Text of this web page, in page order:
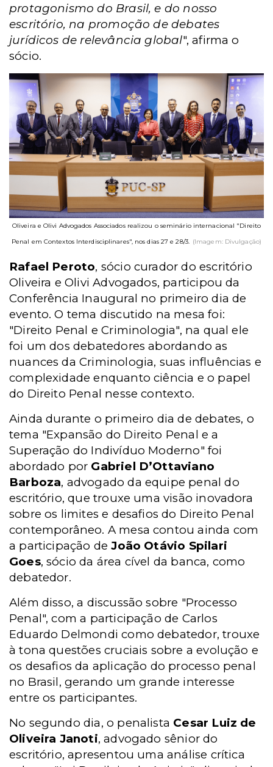
protagonismo do Brasil, e do nosso
escritório, na promoção de debates
jurídicos de relevância global", afirma o
sócio.
Oliveira e Olivi Advogados Associados realizou o seminário internacional "Direito
Penal em Contextos Interdisciplinares", nos dias 27 e 28/3. (Imagem: Divulgação)
Rafael Peroto, sócio curador do escritório
Oliveira e Olivi Advogados, participou da
Conferência Inaugural no primeiro dia de
evento. O tema discutido na mesa foi:
"Direito Penal e Criminologia", na qual ele
foi um dos debatedores abordando as
nuances da Criminologia, suas influências e
complexidade enquanto ciência e o papel
do Direito Penal nesse contexto.
Ainda durante o primeiro dia de debates, o
tema "Expansão do Direito Penal e a
Superação do Indivíduo Moderno" foi
abordado por Gabriel D’Ottaviano
Barboza, advogado da equipe penal do
escritório, que trouxe uma visão inovadora
sobre os limites e desafios do Direito Penal
contemporâneo. A mesa contou ainda com
a participação deJoão Otávio Spilari
Goes, sócio da área cível da banca, como
debatedor.
Além disso, a discussão sobre "Processo
Penal", com a participação de Carlos
Eduardo Delmondi como debatedor, trouxe
à tona questões cruciais sobre a evolução e
os desafios da aplicação do processo penal
no Brasil, gerando um grande interesse
entre os participantes.
No segundo dia, o penalista Cesar Luiz de
Oliveira Janoti, advogado sênior do
escritório, apresentou uma análise crítica